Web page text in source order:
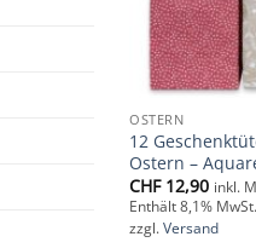
OSTERN
12
Ostern –
CHF12,90 inkl.
Enthält 8,1% MwSt.
zzgl.Versand